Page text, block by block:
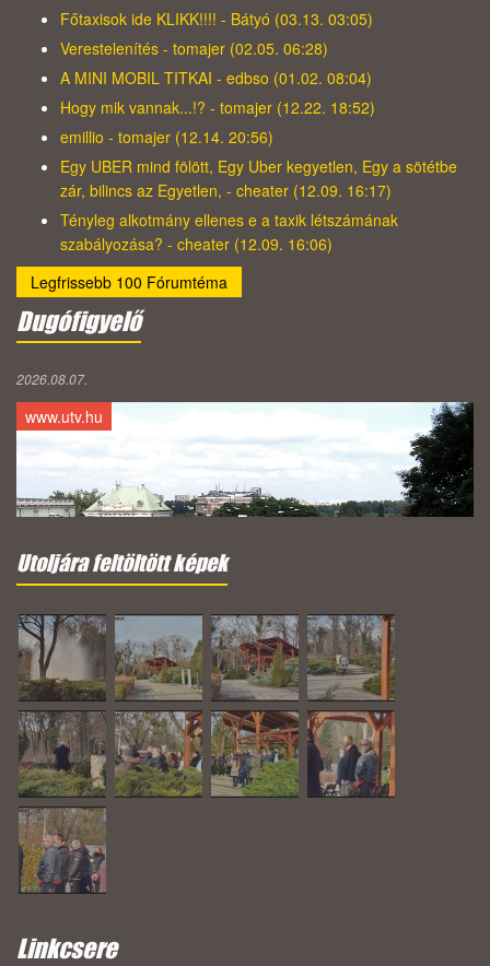
Főtaxisok ide KLIKK!!!! - Bátyó (03.13. 03:05)
Verestelenítés - tomajer (02.05. 06:28)
A MINI MOBIL TITKAI - edbso (01.02. 08:04)
Hogy mik vannak...!? - tomajer (12.22. 18:52)
emillio - tomajer (12.14. 20:56)
Egy UBER mind fölött, Egy Uber kegyetlen, Egy a sötétbe
zár, bilincs az Egyetlen, - cheater (12.09. 16:17)
Tényleg alkotmány ellenes e a taxik létszámának
szabályozása? - cheater (12.09. 16:06)
Legfrissebb 100 Fórumtéma
Dugófigyelő
2026.08.07.
www.utv.hu
Utoljára feltöltött képek
Linkcsere